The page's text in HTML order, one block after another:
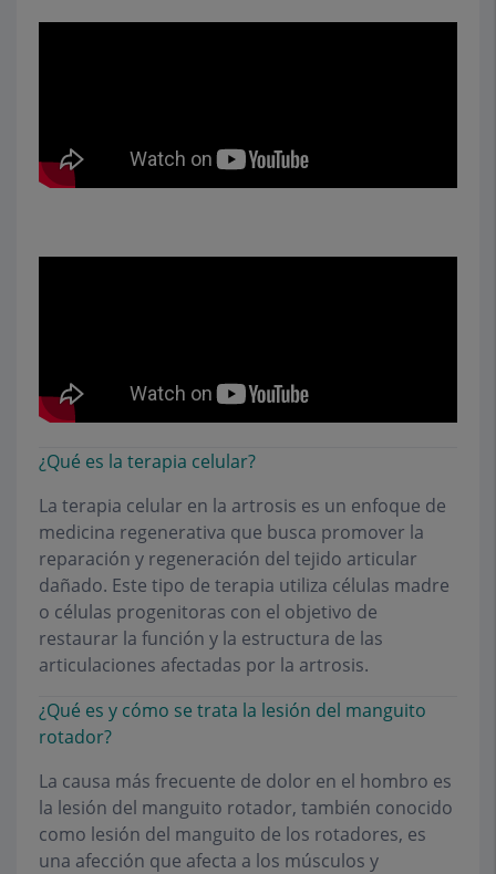
¿Qué es la terapia celular?
La terapia celular en la artrosis es un enfoque de
medicina regenerativa que busca promover la
reparación y regeneración del tejido articular
dañado. Este tipo de terapia utiliza células madre
o células progenitoras con el objetivo de
restaurar la función y la estructura de las
articulaciones afectadas por la artrosis.
¿Qué es y cómo se trata la lesión del manguito
rotador?
La causa más frecuente de dolor en el hombro es
la lesión del manguito rotador, también conocido
como lesión del manguito de los rotadores, es
una afección que afecta a los músculos y